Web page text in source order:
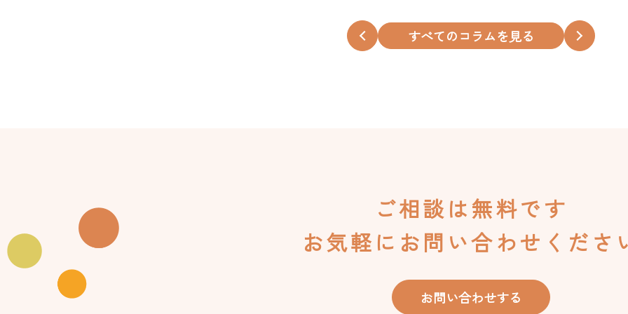
すべてのコラムを見る
ご相談は無料です
お気軽にお問い合わせくださ
お問い合わせする